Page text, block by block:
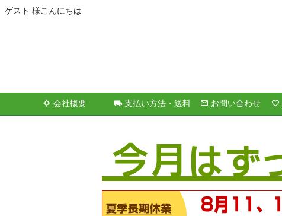
ゲスト 様こんにちは
会社概要 支払い方法・送料 お問い合わせ